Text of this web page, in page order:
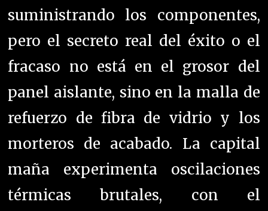
suministrando los componentes,
pero el secreto real del éxito o el
fracaso no está en el grosor del
panel aislante, sino en la malla de
refuerzo de fibra de vidrio y los
morteros de acabado. La capital
maña experimenta oscilaciones
térmicas brutales, con el